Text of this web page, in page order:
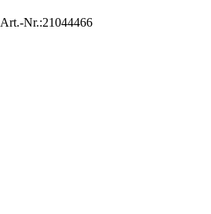
Art.-Nr.:21044466